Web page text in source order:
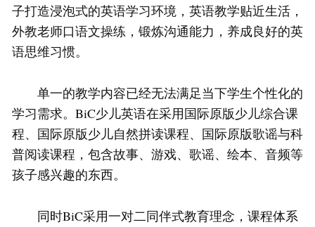
子打造浸泡式的英语学习环境，英语教学贴近生活，
外教老师口语文操练，锻炼沟通能力，养成良好的英
语思维习惯。
单一的教学内容已经无法满足当下学生个性化的
学习需求。BiC少儿英语在采用国际原版少儿综合课
程、国际原版少儿自然拼读课程、国际原版歌谣与科
普阅读课程，包含故事、游戏、歌谣、绘本、音频等
孩子感兴趣的东西。
同时BiC采用一对二同伴式教育理念，课程体系